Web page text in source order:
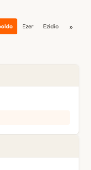
Ezer Ezidio »